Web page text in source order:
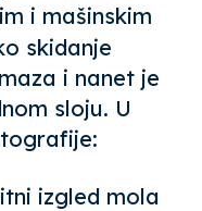
i mašinskim
skidanje
i nanet je
sloju. U
izgled mola